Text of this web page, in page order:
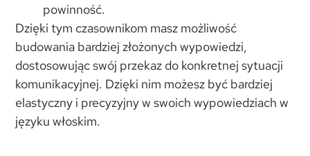
powinność.
Dzięki tym czasownikom masz możliwość
budowania bardziej złożonych wypowiedzi,
dostosowując swój przekaz do konkretnej sytuacji
komunikacyjnej. Dzięki nim możesz być bardziej
elastyczny i precyzyjny w swoich wypowiedziach w
języku włoskim.